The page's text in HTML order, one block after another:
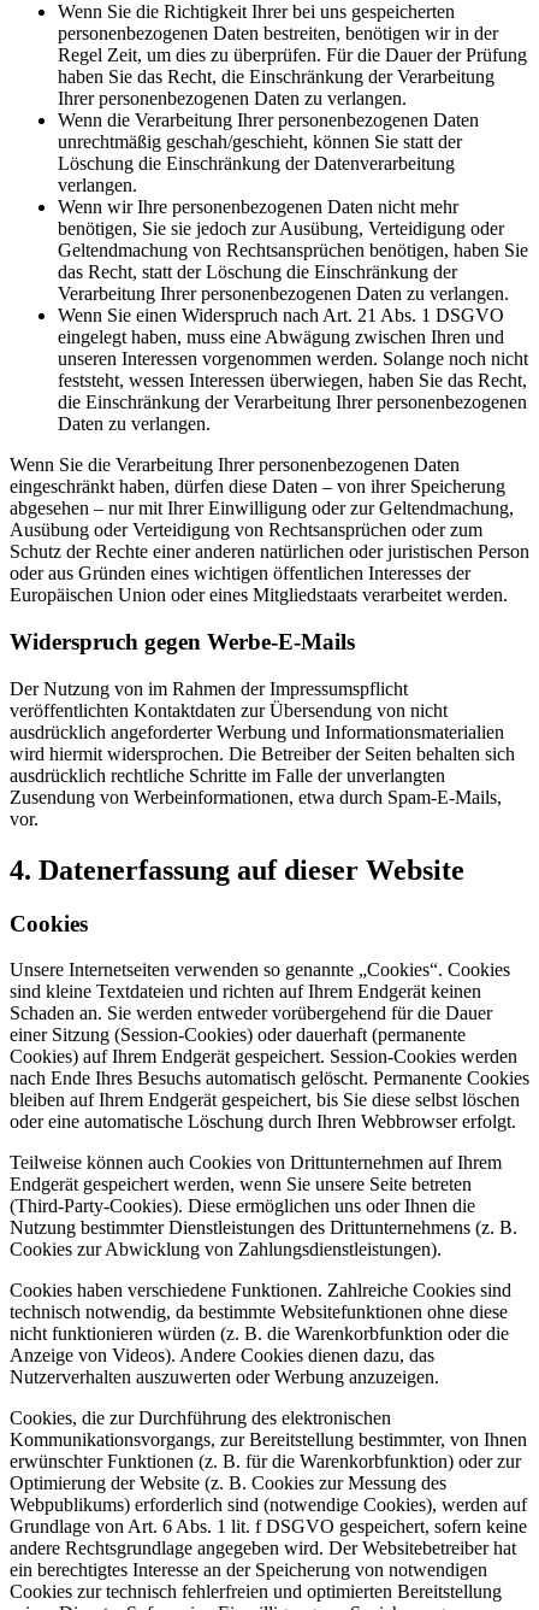
Wenn Sie die Richtigkeit Ihrer bei uns gespeicherten
personenbezogenen Daten bestreiten, benötigen wir in der
Regel Zeit, um dies zu überprüfen. Für die Dauer der Prüfung
haben Sie das Recht, die Einschränkung der Verarbeitung
Ihrer personenbezogenen Daten zu verlangen.
Wenn die Verarbeitung Ihrer personenbezogenen Daten
unrechtmäßig geschah/geschieht, können Sie statt der
Löschung die Einschränkung der Datenverarbeitung
verlangen.
Wenn wir Ihre personenbezogenen Daten nicht mehr
benötigen, Sie sie jedoch zur Ausübung, Verteidigung oder
Geltendmachung von Rechtsansprüchen benötigen, haben Sie
das Recht, statt der Löschung die Einschränkung der
Verarbeitung Ihrer personenbezogenen Daten zu verlangen.
Wenn Sie einen Widerspruch nach Art. 21 Abs. 1 DSGVO
eingelegt haben, muss eine Abwägung zwischen Ihren und
unseren Interessen vorgenommen werden. Solange noch nicht
feststeht, wessen Interessen überwiegen, haben Sie das Recht,
die Einschränkung der Verarbeitung Ihrer personenbezogenen
Daten zu verlangen.
Wenn Sie die Verarbeitung Ihrer personenbezogenen Daten
eingeschränkt haben, dürfen diese Daten – von ihrer Speicherung
abgesehen – nur mit Ihrer Einwilligung oder zur Geltendmachung,
Ausübung oder Verteidigung von Rechtsansprüchen oder zum
Schutz der Rechte einer anderen natürlichen oder juristischen Person
oder aus Gründen eines wichtigen öffentlichen Interesses der
Europäischen Union oder eines Mitgliedstaats verarbeitet werden.
Widerspruch gegen Werbe-E-Mails
Der Nutzung von im Rahmen der Impressumspflicht
veröffentlichten Kontaktdaten zur Übersendung von nicht
ausdrücklich angeforderter Werbung und Informationsmaterialien
wird hiermit widersprochen. Die Betreiber der Seiten behalten sich
ausdrücklich rechtliche Schritte im Falle der unverlangten
Zusendung von Werbeinformationen, etwa durch Spam-E-Mails,
vor.
4. Datenerfassung auf dieser Website
Cookies
Unsere Internetseiten verwenden so genannte „Cookies“. Cookies
sind kleine Textdateien und richten auf Ihrem Endgerät keinen
Schaden an. Sie werden entweder vorübergehend für die Dauer
einer Sitzung (Session-Cookies) oder dauerhaft (permanente
Cookies) auf Ihrem Endgerät gespeichert. Session-Cookies werden
nach Ende Ihres Besuchs automatisch gelöscht. Permanente Cookies
bleiben auf Ihrem Endgerät gespeichert, bis Sie diese selbst löschen
oder eine automatische Löschung durch Ihren Webbrowser erfolgt.
Teilweise können auch Cookies von Drittunternehmen auf Ihrem
Endgerät gespeichert werden, wenn Sie unsere Seite betreten
(Third-Party-Cookies). Diese ermöglichen uns oder Ihnen die
Nutzung bestimmter Dienstleistungen des Drittunternehmens (z. B.
Cookies zur Abwicklung von Zahlungsdienstleistungen).
Cookies haben verschiedene Funktionen. Zahlreiche Cookies sind
technisch notwendig, da bestimmte Websitefunktionen ohne diese
nicht funktionieren würden (z. B. die Warenkorbfunktion oder die
Anzeige von Videos). Andere Cookies dienen dazu, das
Nutzerverhalten auszuwerten oder Werbung anzuzeigen.
Cookies, die zur Durchführung des elektronischen
Kommunikationsvorgangs, zur Bereitstellung bestimmter, von Ihnen
erwünschter Funktionen (z. B. für die Warenkorbfunktion) oder zur
Optimierung der Website (z. B. Cookies zur Messung des
Webpublikums) erforderlich sind (notwendige Cookies), werden auf
Grundlage von Art. 6 Abs. 1 lit. f DSGVO gespeichert, sofern keine
andere Rechtsgrundlage angegeben wird. Der Websitebetreiber hat
ein berechtigtes Interesse an der Speicherung von notwendigen
Cookies zur technisch fehlerfreien und optimierten Bereitstellung